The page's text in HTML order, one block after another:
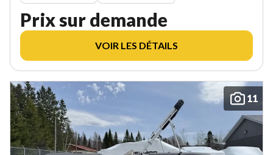
Prix sur demande
VOIR LES DÉTAILS
11